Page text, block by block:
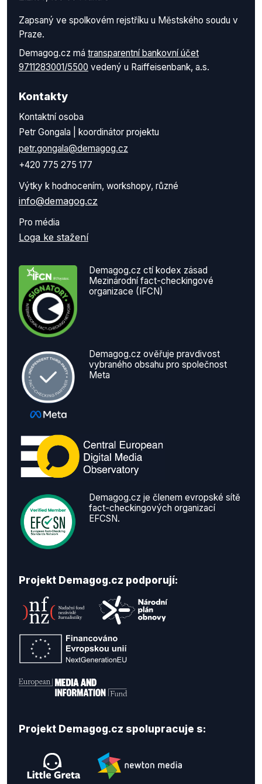
Zapsaný ve spolkovém rejstříku u Městského soudu v
Praze.
Demagog.cz má transparentní bankovní účet
9711283001/5500 vedený u Raiffeisenbank, a.s.
Kontakty
Kontaktní osoba
Petr Gongala | koordinátor projektu
petr.gongala@demagog.cz
+420 775 275 177
Výtky k hodnocením, workshopy, různé
info@demagog.cz
Pro média
Loga ke stažení
Demagog.cz ctí kodex zásad
Mezinárodní fact-checkingové
organizace (IFCN)
Demagog.cz ověřuje pravdivost
vybraného obsahu pro společnost
Meta
Demagog.cz je členem evropské sítě
fact-checkingových organizací
EFCSN.
Projekt Demagog.cz podporují:
Projekt Demagog.cz spolupracuje s: